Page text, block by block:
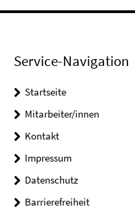
Service-Navigation
Startseite
Mitarbeiter/innen
Kontakt
Impressum
Datenschutz
Barrierefreiheit